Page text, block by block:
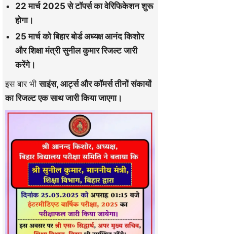
22 मार्च 2025 से टॉपर्स का वेरिफिकेशन शुरू
होगा।
25 मार्च को बिहार बोर्ड अध्यक्ष आनंद किशोर
और शिक्षा मंत्री सुनील कुमार रिजल्ट जारी
करेंगे।
इस बार भीसाइंस, आर्ट्स और कॉमर्स तीनों संकायों
का रिजल्ट एक साथ जारी किया जाएगा।